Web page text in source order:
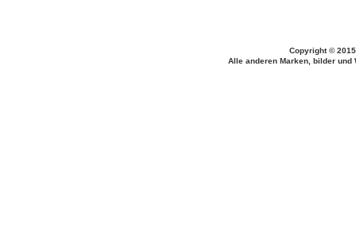
Copyright ©
Alle anderen Marken, bilder und